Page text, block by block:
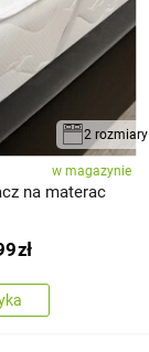
2 rozmiary
w magazynie
na materac
zł